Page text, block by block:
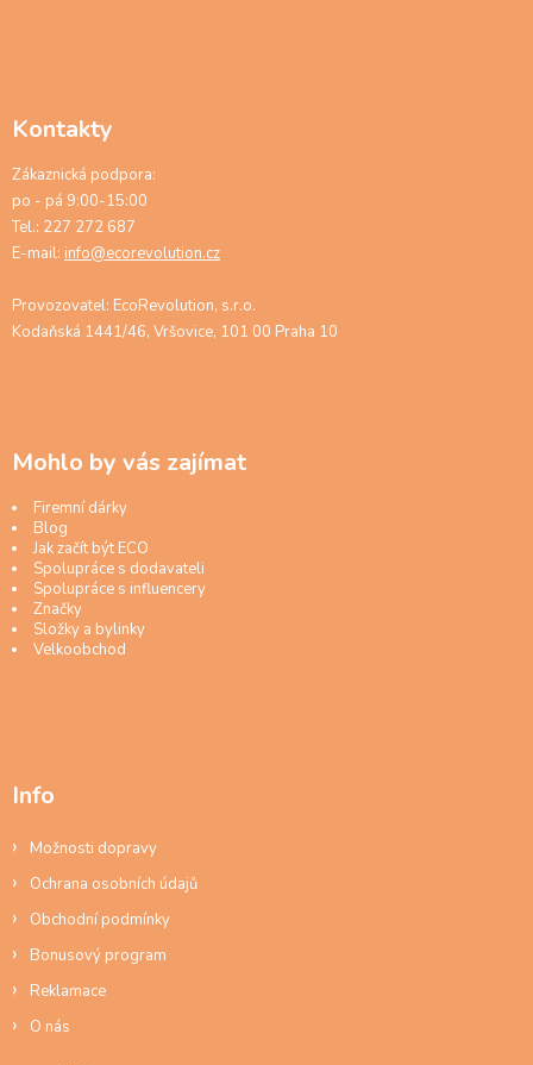
Kontakty
Zákaznická podpora:
po - pá 9:00-15:00
Tel.: 227 272 687
E-mail: info@ecorevolution.cz
Provozovatel: EcoRevolution, s.r.o.
Kodaňská 1441/46, Vršovice, 101 00 Praha 10
Mohlo by vás zajímat
Firemní dárky
Blog
Jak začít být ECO
Spolupráce s dodavateli
Spolupráce s influencery
Značky
Složky a bylinky
Velkoobchod
Info
Možnosti dopravy
Ochrana osobních údajů
Obchodní podmínky
Bonusový program
Reklamace
O nás